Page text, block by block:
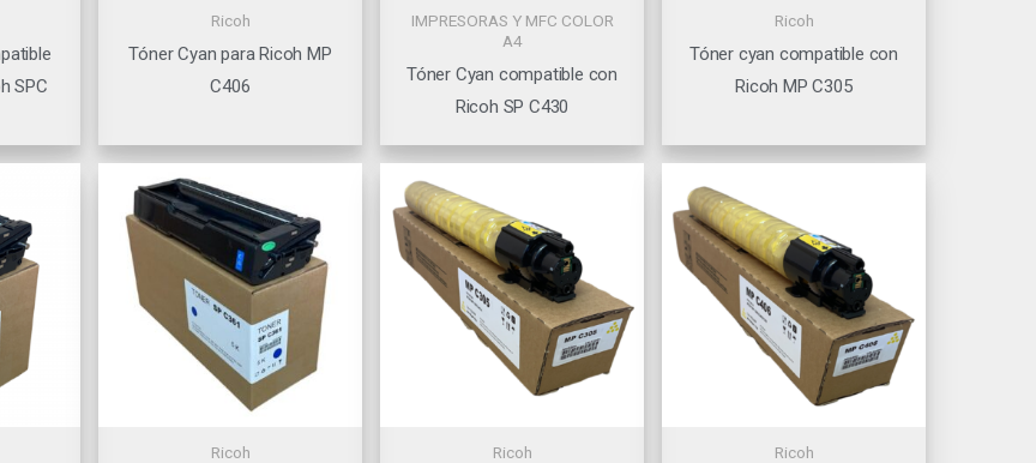
SPC
Ricoh
Tóner Cyan para Ricoh MP
C406
IMPRESORAS Y MFC COLOR
A4
Tóner Cyan compatible con
Ricoh SP C430
Ricoh
Tóner cyan compatible con
Ricoh MP C305
Ricoh Ricoh Ricoh